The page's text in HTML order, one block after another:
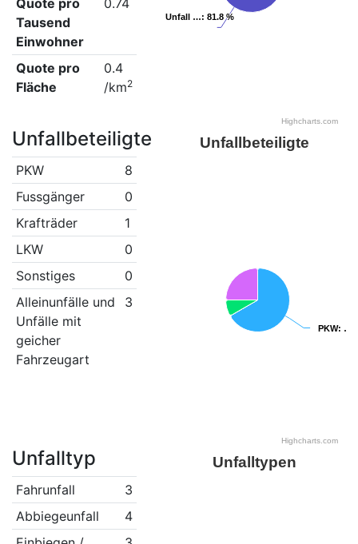
Quote pro
Tausend
Einwohner
0.74
Quote pro
Fläche
0.4
/km2
Unfall …: 81.8 %
Unfall …: 81.8 %
Highcharts.com
Unfallbeteiligte
PKW
8
Fussgänger
0
Krafträder
1
LKW
0
Sonstiges
0
Alleinunfälle und
Unfälle mit
geicher
Fahrzeugart
3
Unfallbeteiligte
PKW: …
PKW: …
Highcharts.com
Unfalltyp
Fahrunfall
3
Abbiegeunfall
4
Unfalltypen